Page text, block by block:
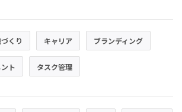
くり キャリア ブランディング
ト タスク管理